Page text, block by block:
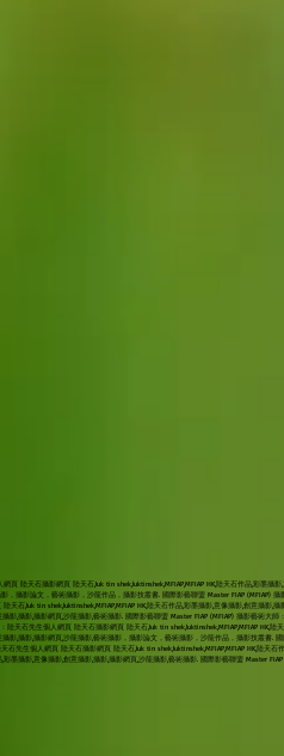
頁 陸天石攝影網頁 陸天石,luk tin shek,luktinshek,MFIAP,MFIAP HK,陸天石作品,彩墨
，攝影論文，藝術攝影，沙龍作品，攝影技叢書. 國際影藝聯盟 Master FIAP (MFIAP)
天石,luk tin shek,luktinshek,MFIAP,MFIAP HK,陸天石作品,彩墨攝影,意像攝影,創意攝
攝影,攝影,攝影網頁,沙龍攝影,藝術攝影. 國際影藝聯盟 Master FIAP (MFIAP) 攝影藝術
陸天石先生個人網頁 陸天石攝影網頁 陸天石,luk tin shek,luktinshek,MFIAP,MFIAP
攝影,攝影,攝影網頁,沙龍攝影,藝術攝影，攝影論文，藝術攝影，沙龍作品，攝影技叢
石先生個人網頁 陸天石攝影網頁 陸天石,luk tin shek,luktinshek,MFIAP,MFIAP HK,陸
,彩墨攝影,意像攝影,創意攝影,攝影,攝影網頁,沙龍攝影,藝術攝影. 國際影藝聯盟 Master